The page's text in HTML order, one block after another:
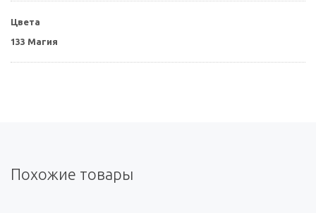
Цвета
133 Магия
Похожие товары